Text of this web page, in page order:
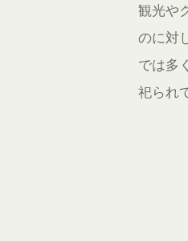
観光や
のに対
では多
祀られ